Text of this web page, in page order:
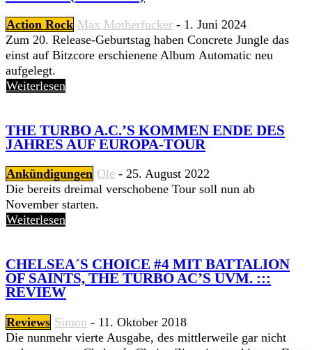
Action Rock Max Motherfucker - 1. Juni 2024
Zum 20. Release-Geburtstag haben Concrete Jungle das
einst auf Bitzcore erschienene Album Automatic neu
aufgelegt.
Weiterlesen
THE TURBO A.C.’S KOMMEN ENDE DES
JAHRES AUF EUROPA-TOUR
Ankündigungen Ole - 25. August 2022
Die bereits dreimal verschobene Tour soll nun ab
November starten.
Weiterlesen
CHELSEA´S CHOICE #4 MIT BATTALION
OF SAINTS, THE TURBO AC’S UVM. :::
REVIEW
Reviews Simon - 11. Oktober 2018
Die nunmehr vierte Ausgabe, des mittlerweile gar nicht